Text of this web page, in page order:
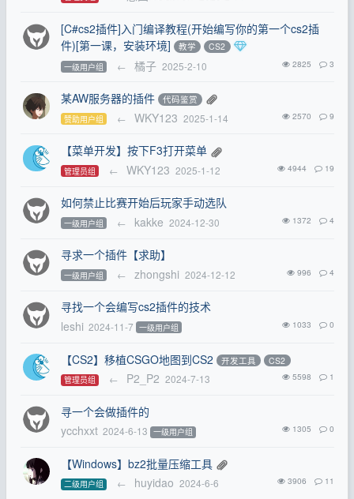
[C#cs2插件]入门编译教程(开始编写你的第一个cs2插
件)[第一课，安装环境]
教学 CS2
一级用户组 ← 橘子 2025-2-10 2825 3
某AW服务器的插件 代码鉴赏
赞助用户组 ← WKY123 2025-1-14 2570 9
【菜单开发】按下F3打开菜单
管理员组 ← WKY123 2025-1-12 4944 19
如何禁止比赛开始后玩家手动选队
一级用户组 ← kakke 2024-12-30 1372 4
寻求一个插件【求助】
一级用户组 ← zhongshi 2024-12-12 996 4
寻找一个会编写cs2插件的技术
leshi 2024-11-7 一级用户组 1033 0
【CS2】移植CSGO地图到CS2 开发工具 CS2
管理员组 ← P2_P2 2024-7-13 5598 1
寻一个会做插件的
ycchxxt 2024-6-13 一级用户组 1305 0
【Windows】bz2批量压缩工具
二级用户组 ← huyidao 2024-6-6 3906 11